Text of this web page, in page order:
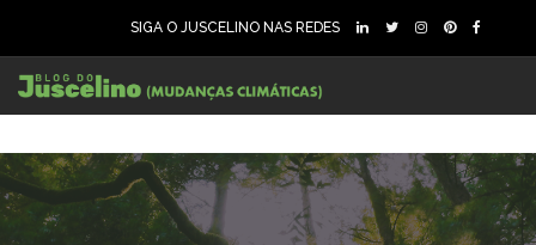
SIGA O JUSCELINO NAS REDES